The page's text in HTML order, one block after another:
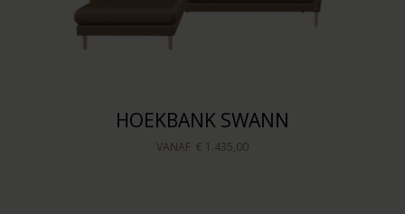
HOEKBANK SWANN
VANAF € 1.435,00